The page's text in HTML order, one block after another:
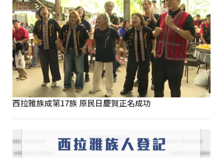
西拉雅族成第17族 原民日慶賀正名成功